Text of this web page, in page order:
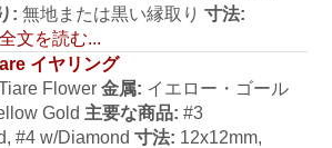
:無地または黒い縁取り寸法:
全文を読む...
イヤリング
Flower金属: イエロー・ゴール
Gold 主要な商品:#3
#4 w/Diamond寸法: 12x12mm,